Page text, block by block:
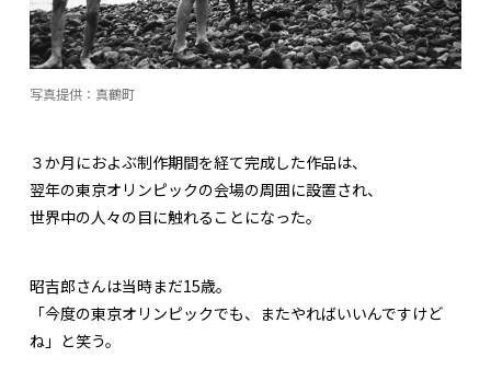
写真提供：真鶴町
３か月におよぶ制作期間を経て完成した作品は、
翌年の東京オリンピックの会場の周囲に設置され、
世界中の人々の目に触れることになった。
昭吉郎さんは当時まだ15歳。
「今度の東京オリンピックでも、またやればいいんですけど
ね」と笑う。